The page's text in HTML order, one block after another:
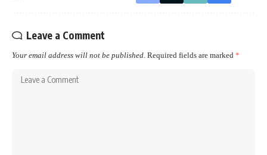
Leave a Comment
Your email address will not be published. Required fields are marked *